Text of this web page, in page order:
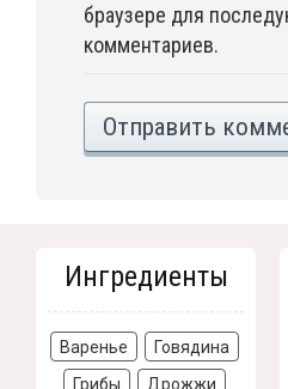
браузере для
комментариев.
Ингредиенты
Варенье
Говядина
Грибы
Дрожжи